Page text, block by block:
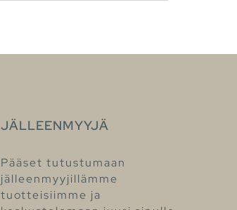
JÄLLEENMYYJÄ
Pääset tutustumaan
jälleenmyyjillämme
tuotteisiimme ja